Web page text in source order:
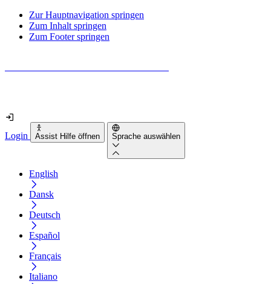
Zur Hauptnavigation springen
Zum Inhalt springen
Zum Footer springen
Login Assist Hilfe öffnen Sprache auswählen
English
Dansk
Deutsch
Español
Français
Italiano